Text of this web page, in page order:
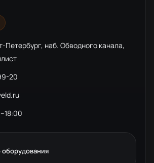
Петербург, наб. Обводного канала,
20